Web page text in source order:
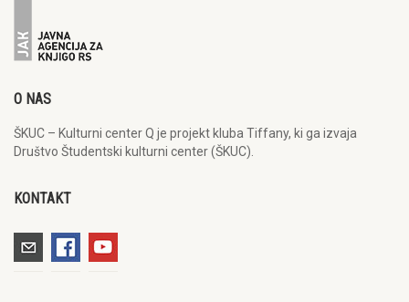
O NAS
ŠKUC – Kulturni center Q je projekt kluba Tiffany, ki ga izvaja
Društvo Študentski kulturni center (ŠKUC).
KONTAKT